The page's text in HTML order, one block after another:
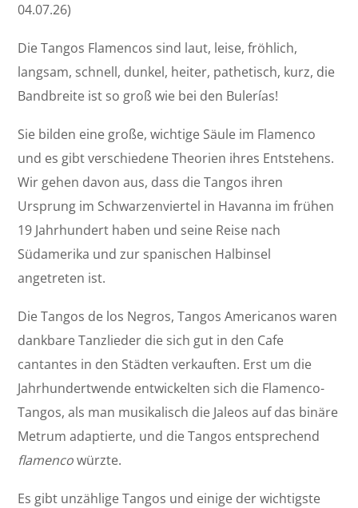
04.07.26)
Die Tangos Flamencos sind laut, leise, fröhlich,
langsam, schnell, dunkel, heiter, pathetisch, kurz, die
Bandbreite ist so groß wie bei den Bulerías!
Sie bilden eine große, wichtige Säule im Flamenco
und es gibt verschiedene Theorien ihres Entstehens.
Wir gehen davon aus, dass die Tangos ihren
Ursprung im Schwarzenviertel in Havanna im frühen
19 Jahrhundert haben und seine Reise nach
Südamerika und zur spanischen Halbinsel
angetreten ist.
Die Tangos de los Negros, Tangos Americanos waren
dankbare Tanzlieder die sich gut in den Cafe
cantantes in den Städten verkauften. Erst um die
Jahrhundertwende entwickelten sich die Flamenco-
Tangos, als man musikalisch die Jaleos auf das binäre
Metrum adaptierte, und die Tangos entsprechend
flamencowürzte.
Es gibt unzählige Tangos und einige der wichtigste